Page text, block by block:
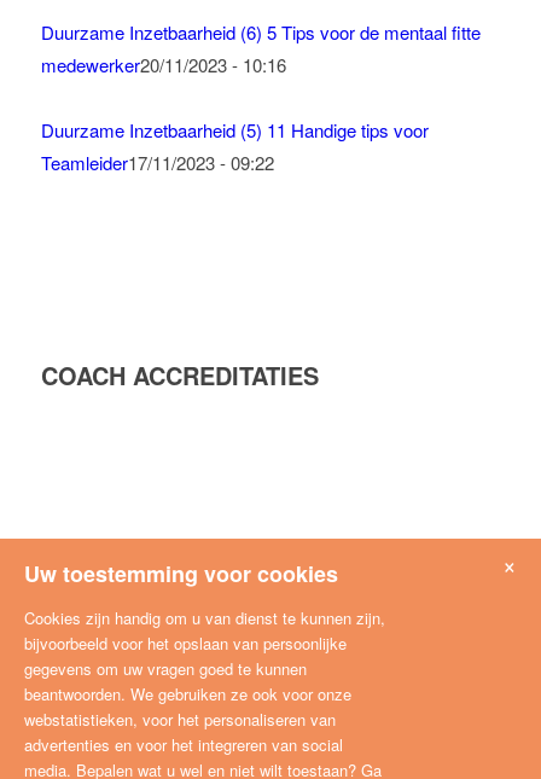
Duurzame Inzetbaarheid (6) 5 Tips voor de mentaal fitte
medewerker20/11/2023 - 10:16
Duurzame Inzetbaarheid (5) 11 Handige tips voor
Teamleider17/11/2023 - 09:22
COACH ACCREDITATIES
×
Uw toestemming voor cookies
Cookies zijn handig om u van dienst te kunnen zijn,
bijvoorbeeld voor het opslaan van persoonlijke
gegevens om uw vragen goed te kunnen
beantwoorden. We gebruiken ze ook voor onze
webstatistieken, voor het personaliseren van
advertenties en voor het integreren van social
media. Bepalen wat u wel en niet wilt toestaan? Ga